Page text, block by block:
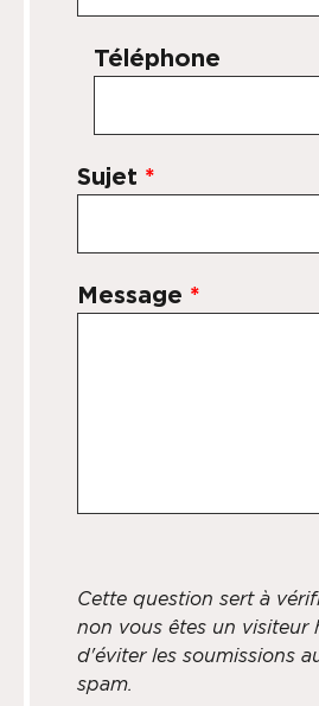
Téléphone
Sujet *
Message *
Cette question sert à
non vous êtes un visiteur
d'éviter les soumissions
spam.